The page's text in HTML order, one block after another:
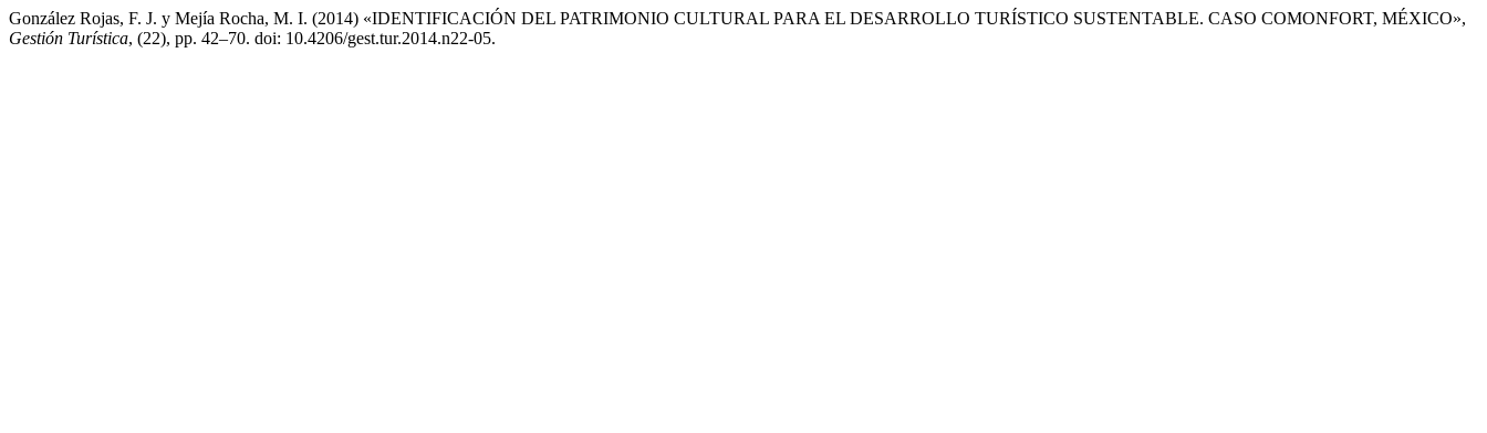
González Rojas, F. J. y Mejía Rocha, M. I. (2014) «IDENTIFICACIÓN DEL PATRIMONIO CULTURAL PARA EL DESARROLLO TURÍSTICO SUSTENTABLE. CASO COMONFORT, MÉXICO»,
Gestión Turística, (22), pp. 42–70. doi: 10.4206/gest.tur.2014.n22-05.